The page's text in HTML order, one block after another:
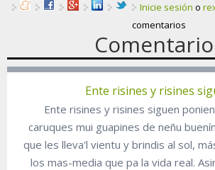
Inicie sesión o
comentarios
Ente risines y risines
Ente risines y risines siguen
caruques mui guapines de neñu
que les lleva'l vientu y brindis al sol,
los mas-media que pa la vida real.